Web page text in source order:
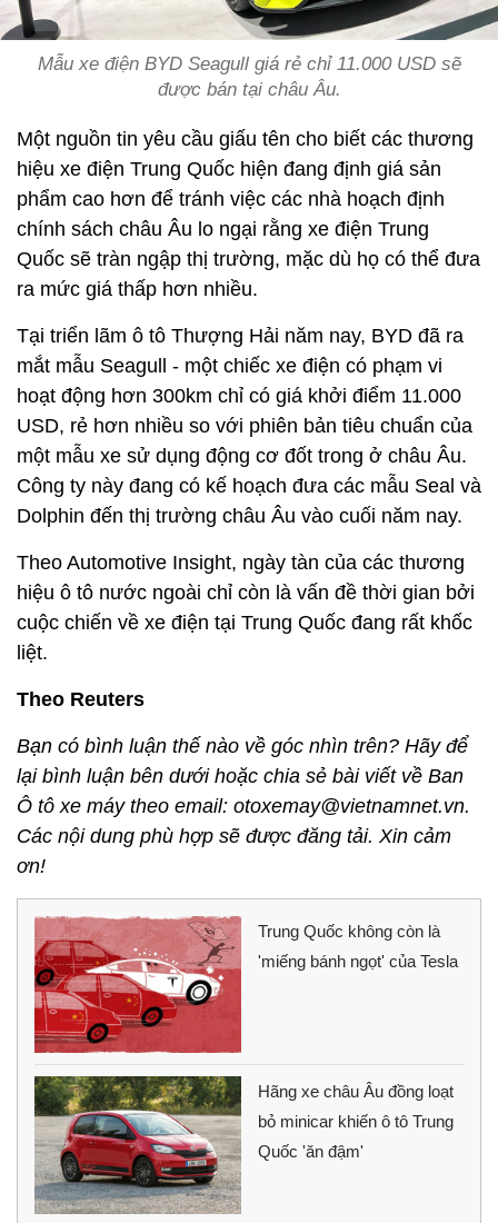
Mẫu xe điện BYD Seagull giá rẻ chỉ 11.000 USD sẽ
được bán tại châu Âu.
Một nguồn tin yêu cầu giấu tên cho biết các thương
hiệu xe điện Trung Quốc hiện đang định giá sản
phẩm cao hơn để tránh việc các nhà hoạch định
chính sách châu Âu lo ngại rằng xe điện Trung
Quốc sẽ tràn ngập thị trường, mặc dù họ có thể đưa
ra mức giá thấp hơn nhiều.
Tại triển lãm ô tô Thượng Hải năm nay, BYD đã ra
mắt mẫu Seagull - một chiếc xe điện có phạm vi
hoạt động hơn 300km chỉ có giá khởi điểm 11.000
USD, rẻ hơn nhiều so với phiên bản tiêu chuẩn của
một mẫu xe sử dụng động cơ đốt trong ở châu Âu.
Công ty này đang có kế hoạch đưa các mẫu Seal và
Dolphin đến thị trường châu Âu vào cuối năm nay.
Theo Automotive Insight, ngày tàn của các thương
hiệu ô tô nước ngoài chỉ còn là vấn đề thời gian bởi
cuộc chiến về xe điện tại Trung Quốc đang rất khốc
liệt.
Theo Reuters
Bạn có bình luận thế nào về góc nhìn trên? Hãy để
lại bình luận bên dưới hoặc chia sẻ bài viết về Ban
Ô tô xe máy theo email: otoxemay@vietnamnet.vn.
Các nội dung phù hợp sẽ được đăng tải. Xin cảm
ơn!
Trung Quốc không còn là
'miếng bánh ngọt' của Tesla
Hãng xe châu Âu đồng loạt
bỏ minicar khiến ô tô Trung
Quốc 'ăn đậm'